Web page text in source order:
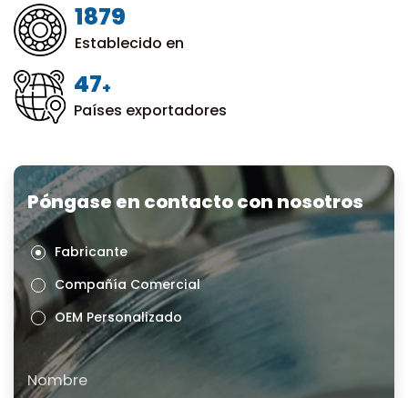
1999
Establecido en
50+
Países exportadores
Póngase en contacto con nosotros
Fabricante
Compañía Comercial
OEM Personalizado